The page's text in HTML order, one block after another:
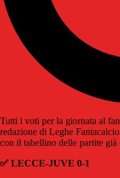
Tutti i voti per la giornata al
redazione di Leghe
con il tabellino delle partite già
✅ LECCE-JUVE 0-1